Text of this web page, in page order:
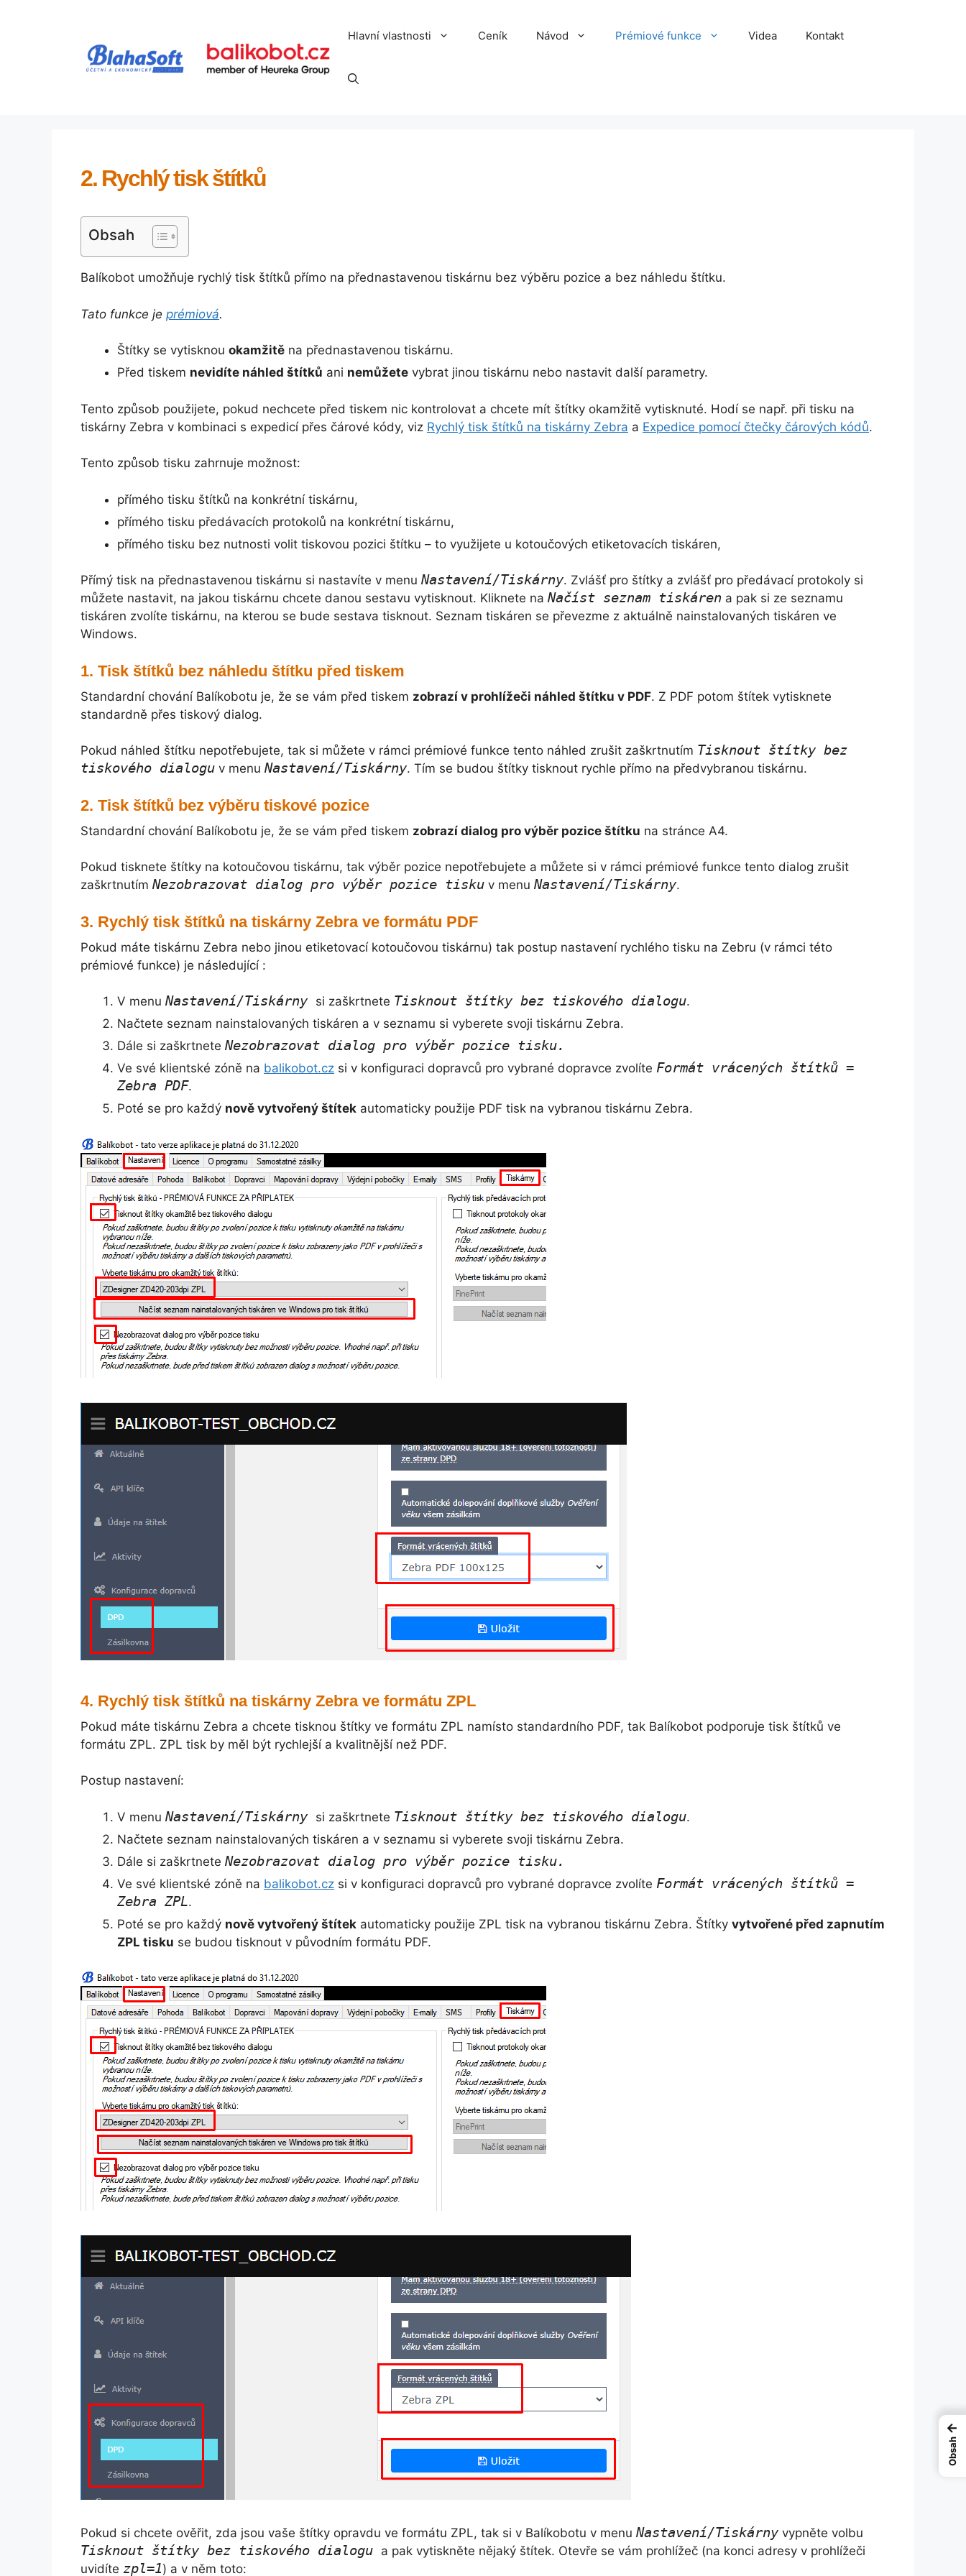
Hlavní vlastnosti Ceník Návod Prémiové funkce Videa Kontakt
2. Rychlý tisk štítků
Obsah
Balíkobot umožňuje rychlý tisk štítků přímo na přednastavenou tiskárnu bez výběru pozice a bez náhledu štítku.
Tato funkce je prémiová.
Štítky se vytisknou okamžitě na přednastavenou tiskárnu.
Před tiskem nevidíte náhled štítků ani nemůžete vybrat jinou tiskárnu nebo nastavit další parametry.
Tento způsob použijete, pokud nechcete před tiskem nic kontrolovat a chcete mít štítky okamžitě vytisknuté. Hodí se např. při tisku na
tiskárny Zebra v kombinaci s expedicí přes čárové kódy, viz Rychlý tisk štítků na tiskárny Zebra a Expedice pomocí čtečky čárových kódů.
Tento způsob tisku zahrnuje možnost:
přímého tisku štítků na konkrétní tiskárnu,
přímého tisku předávacích protokolů na konkrétní tiskárnu,
přímého tisku bez nutnosti volit tiskovou pozici štítku – to využijete u kotoučových etiketovacích tiskáren,
Přímý tisk na přednastavenou tiskárnu si nastavíte v menu Nastavení/Tiskárny. Zvlášť pro štítky a zvlášť pro předávací protokoly si
můžete nastavit, na jakou tiskárnu chcete danou sestavu vytisknout. Kliknete na Načíst seznam tiskáren a pak si ze seznamu
tiskáren zvolíte tiskárnu, na kterou se bude sestava tisknout. Seznam tiskáren se převezme z aktuálně nainstalovaných tiskáren ve
Windows.
Tisk štítků bez náhledu štítku před tiskem
Standardní chování Balíkobotu je, že se vám před tiskem zobrazí v prohlížeči náhled štítku v PDF. Z PDF potom štítek vytisknete
standardně přes tiskový dialog.
Pokud náhled štítku nepotřebujete, tak si můžete v rámci prémiové funkce tento náhled zrušit zaškrtnutím Tisknout štítky bez
tiskového dialogu v menu Nastavení/Tiskárny. Tím se budou štítky tisknout rychle přímo na předvybranou tiskárnu.
Tisk štítků bez výběru tiskové pozice
Standardní chování Balíkobotu je, že se vám před tiskem zobrazí dialog pro výběr pozice štítku na stránce A4.
Pokud tisknete štítky na kotoučovou tiskárnu, tak výběr pozice nepotřebujete a můžete si v rámci prémiové funkce tento dialog zrušit
zaškrtnutím Nezobrazovat dialog pro výběr pozice tisku v menu Nastavení/Tiskárny.
Rychlý tisk štítků na tiskárny Zebra ve formátu PDF
Pokud máte tiskárnu Zebra nebo jinou etiketovací kotoučovou tiskárnu) tak postup nastavení rychlého tisku na Zebru (v rámci této
prémiové funkce) je následující :
V menu Nastavení/Tiskárny si zaškrtnete Tisknout štítky bez tiskového dialogu.
Načtete seznam nainstalovaných tiskáren a v seznamu si vyberete svoji tiskárnu Zebra.
Dále si zaškrtnete Nezobrazovat dialog pro výběr pozice tisku.
Ve své klientské zóně na balikobot.cz si v konfiguraci dopravců pro vybrané dopravce zvolíte Formát vrácených štítků =
Zebra PDF.
Poté se pro každý nově vytvořený štítek automaticky použije PDF tisk na vybranou tiskárnu Zebra.
Rychlý tisk štítků na tiskárny Zebra ve formátu ZPL
Pokud máte tiskárnu Zebra a chcete tisknou štítky ve formátu ZPL namísto standardního PDF, tak Balíkobot podporuje tisk štítků ve
formátu ZPL. ZPL tisk by měl být rychlejší a kvalitnější než PDF.
Postup nastavení:
V menu Nastavení/Tiskárny si zaškrtnete Tisknout štítky bez tiskového dialogu.
Načtete seznam nainstalovaných tiskáren a v seznamu si vyberete svoji tiskárnu Zebra.
Dále si zaškrtnete Nezobrazovat dialog pro výběr pozice tisku.
Ve své klientské zóně na balikobot.cz si v konfiguraci dopravců pro vybrané dopravce zvolíte Formát vrácených štítků =
Zebra ZPL.
Poté se pro každý nově vytvořený štítek automaticky použije ZPL tisk na vybranou tiskárnu Zebra. Štítky vytvořené před zapnutím
ZPL tisku se budou tisknout v původním formátu PDF.
Pokud si chcete ověřit, zda jsou vaše štítky opravdu ve formátu ZPL, tak si v Balíkobotu v menu Nastavení/Tiskárny vypněte volbu
Tisknout štítky bez tiskového dialogu a pak vytiskněte nějaký štítek. Otevře se vám prohlížeč (na konci adresy v prohlížeči
uvidíte zpl=1) a v něm toto:
←
Obsah